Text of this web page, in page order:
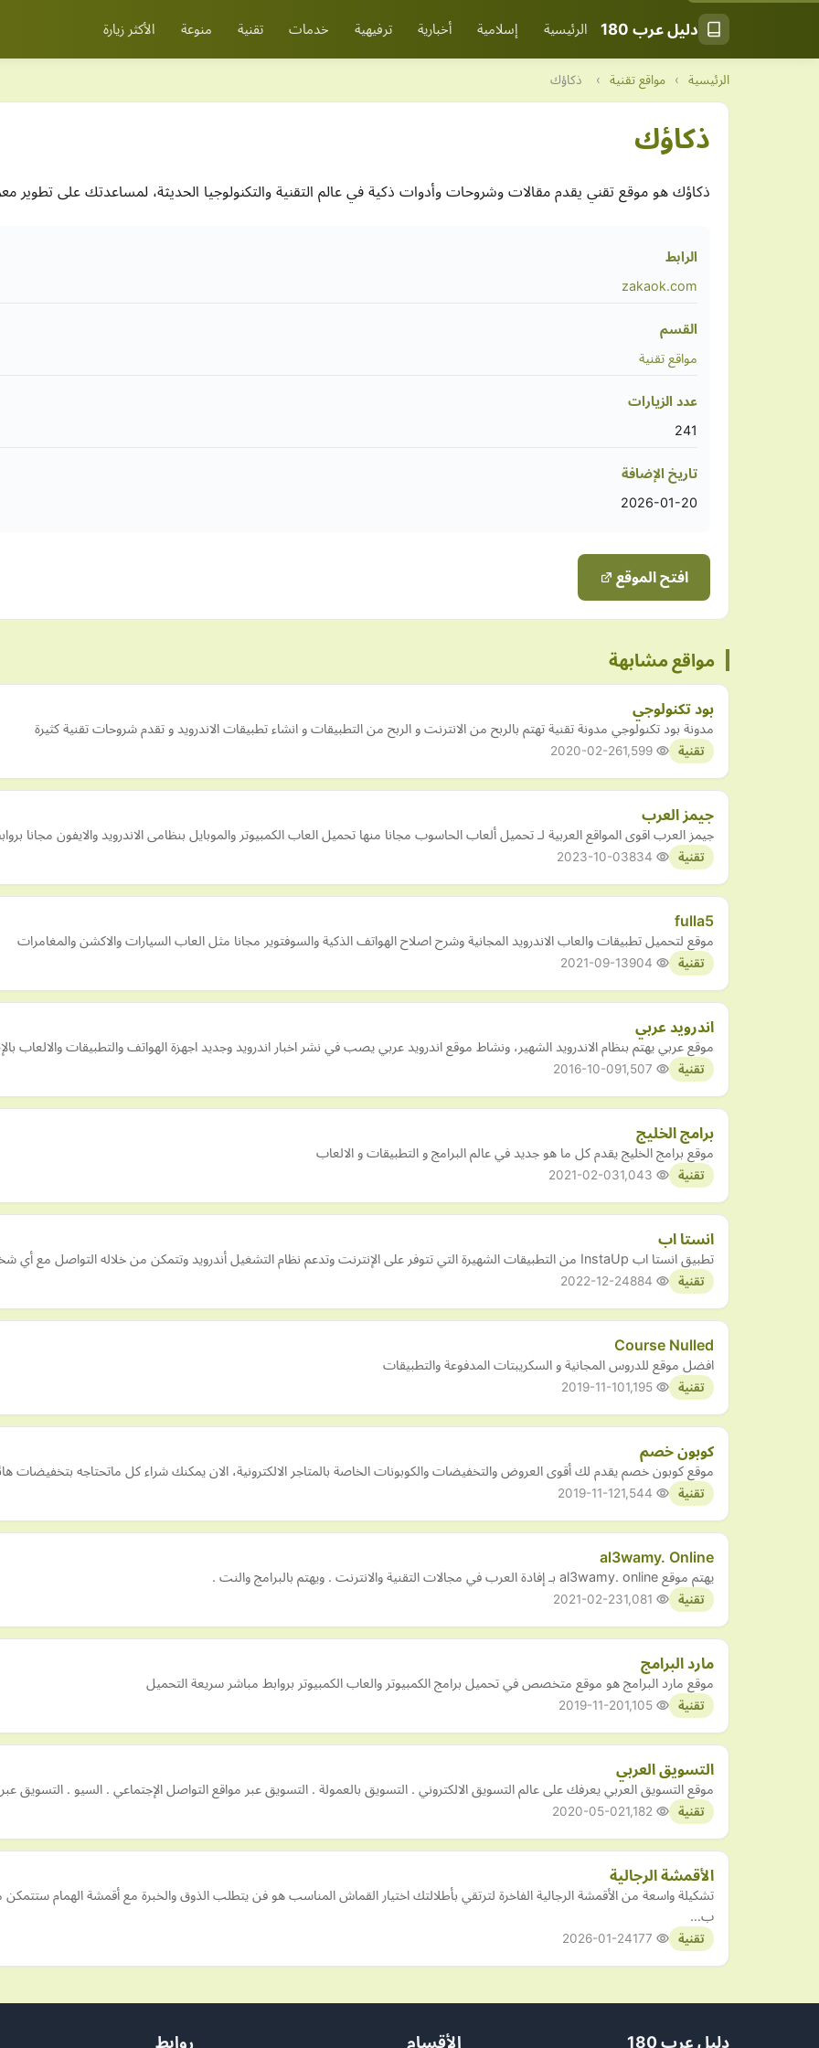
دليل عرب 180 الرئيسية إسلامية أخبارية ترفيهية خدمات تقنية منوعة الأكثر زيارة
الرئيسية › مواقع تقنية › ذكاؤك
ذكاؤك
ذكاؤك هو موقع تقني يقدم مقالات وشروحات وأدوات ذكية في عالم التقنية والتكنولوجيا الحديثة، لمساعدتك على تطوير
الرابط
zakaok.com
القسم
مواقع تقنية
عدد الزيارات
241
تاريخ الإضافة
2026-01-20
افتح الموقع
مواقع مشابهة
بود تكنولوجي
مدونة بود تكنولوجي مدونة تقنية تهتم بالربح من الانترنت و الربح من التطبيقات و انشاء تطبيقات الاندرويد و تقدم شروحات تقنية كثيرة
تقنية 2020-02-26
جيمز العرب
جيمز العرب اقوى المواقع العربية لـ تحميل ألعاب الحاسوب مجانا منها تحميل العاب الكمبيوتر والموبايل بنظامى الاندرويد والايفون مجانا
تقنية 2023-10-03
fulla5
موقع لتحميل تطبيقات والعاب الاندرويد المجانية وشرح اصلاح الهواتف الذكية والسوفتوير مجانا مثل العاب السيارات والاكشن والمغامرات
تقنية 2021-09-13
اندرويد عربي
موقع عربي يهتم بنظام الاندرويد الشهير، ونشاط موقع اندرويد عربي يصب في نشر اخبار اندرويد وجديد اجهزة الهواتف والتطبيقات والالعاب
تقنية 2016-10-09
برامج الخليج
موقع برامج الخليج يقدم كل ما هو جديد في عالم البرامج و التطبيقات و الالعاب
تقنية 2021-02-03
انستا اب
تطبيق انستا اب InstaUp من التطبيقات الشهيرة التي تتوفر على الإنترنت وتدعم نظام التشغيل أندرويد وتتمكن من خلاله التواصل مع أي شخص من حول العالم
تقنية 2022-12-24
Course Nulled
افضل موقع للدروس المجانية و السكريبتات المدفوعة والتطبيقات
تقنية 2019-11-10
كوبون خصم
موقع كوبون خصم يقدم لك أقوى العروض والتخفيضات والكوبونات الخاصة بالمتاجر الالكترونية، الان يمكنك شراء كل ماتحتاجه بتخفيضات
تقنية 2019-11-12
al3wamy. Online
يهتم موقع al3wamy. online بـ إفادة العرب في مجالات التقنية والانترنت . ويهتم بالبرامج والنت .
تقنية 2021-02-23
مارد البرامج
موقع مارد البرامج هو موقع متخصص في تحميل برامج الكمبيوتر والعاب الكمبيوتر بروابط مباشر سريعة التحميل
تقنية 2019-11-20
التسويق العربي
موقع التسويق العربي يعرفك على عالم التسويق الالكتروني . التسويق بالعمولة . التسويق عبر مواقع التواصل الإجتماعي . السيو .
تقنية 2020-05-02
الأقمشة الرجالية
تشكيلة واسعة من الأقمشة الرجالية الفاخرة لترتقي بأطلالتك اختيار القماش المناسب هو فن يتطلب الذوق والخبرة مع أقمشة الهمام
ب…
تقنية 2026-01-24
دليل عرب 180 الأقسام روابط